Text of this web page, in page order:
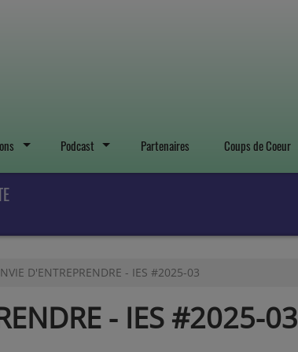
Podcast Partenaires Coups de Coeur
D'ENTREPRENDRE - IES #2025-03
- IES #2025-03